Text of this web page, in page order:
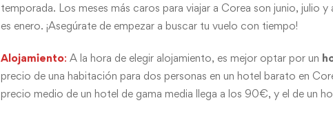
temporada. Los meses más caros para viajar a Corea son junio, julio
es enero. ¡Asegúrate de empezar a buscar tu vuelo con tiempo!
Alojamiento: A la hora de elegir alojamiento, es mejor optar por un
precio de una habitación para dos personas en un hotel barato en
precio medio de un hotel de gama media llega a los 90€, y el de un